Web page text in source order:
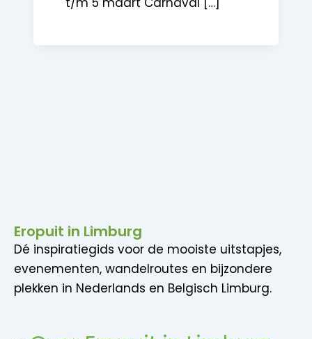
Eropuit in Limburg
Dé inspiratiegids voor de mooiste uitstapjes,
evenementen, wandelroutes en bijzondere
plekken in Nederlands en Belgisch Limburg.